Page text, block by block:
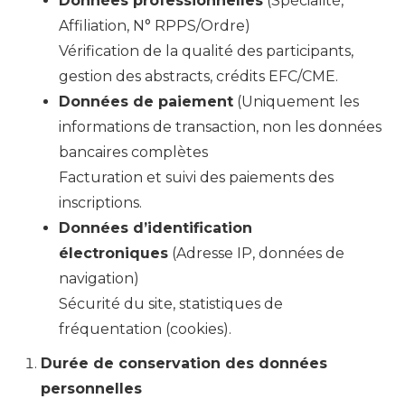
Affiliation, N° RPPS/Ordre)
Vérification de la qualité des participants,
gestion des abstracts, crédits EFC/CME.
Données de paiement (Uniquement les
informations de transaction, non les données
bancaires complètes
Facturation et suivi des paiements des
inscriptions.
Données d’identification
électroniques (Adresse IP, données de
navigation)
Sécurité du site, statistiques de
fréquentation (cookies).
Durée de conservation des données
personnelles